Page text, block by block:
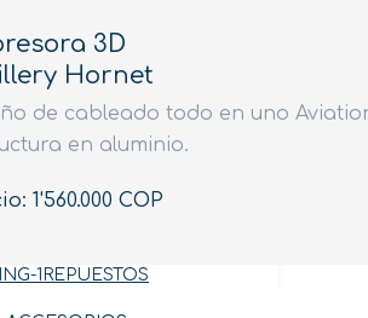
3D
Hornet
de cableado todo en uno
en aluminio.
1'560.000 COP
REPUESTOS